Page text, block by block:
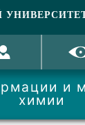
и
химии